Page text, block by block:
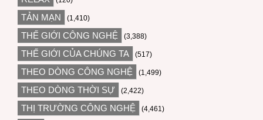
TẢN MẠN (1,410)
THẾ GIỚI CÔNG NGHỆ (3,388)
THẾ GIỚI CỦA CHÚNG TA (517)
THEO DÒNG CÔNG NGHỆ (1,499)
THEO DÒNG THỜI SỰ (2,422)
THỊ TRƯỜNG CÔNG NGHỆ (4,461)